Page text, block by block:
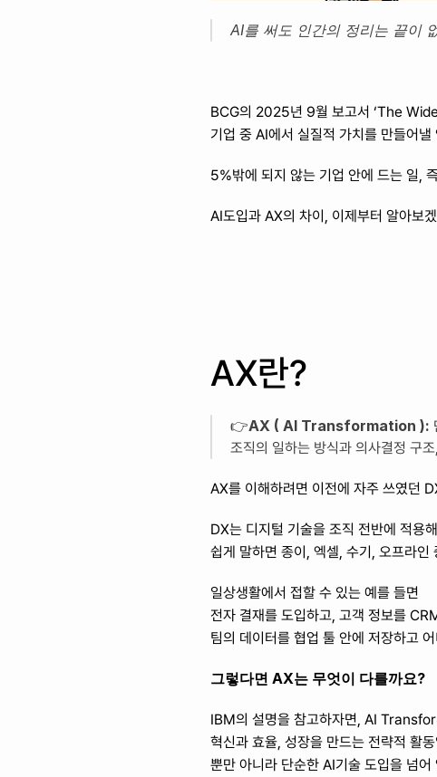
AI를 써도 인간의 정리는 끝이
BCG의 2025년 9월 보고서 ‘The
기업 중 AI에서 실질적 가치를 만들어
5%밖에 되지 않는 기업 안에 드는 일,
AI도입과 AX의 차이, 이제부터 알아보
AX란?
👉AX ( AI Transformation ):
조직의 일하는 방식과 의사결정 구
AX를 이해하려면 이전에 자주 쓰였던
DX는 디지털 기술을 조직 전반에 적용
쉽게 말하면 종이, 엑셀, 수기, 오프라
일상생활에서 접할 수 있는 예를 들면
전자 결재를 도입하고, 고객 정보를
팀의 데이터를 협업 툴 안에 저장하고
그렇다면 AX는 무엇이 다를까요?
IBM의 설명을 참고하자면, AI
혁신과 효율, 성장을 만드는 전략적 활
뿐만 아니라 단순한 AI기술 도입을 넘